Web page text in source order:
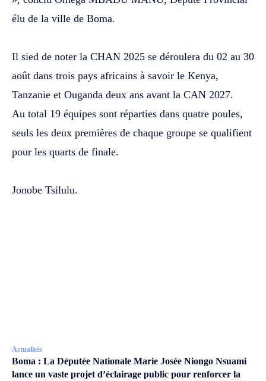
élu de la ville de Boma.
‎Il sied de noter la CHAN 2025 se déroulera du 02 au 30
août dans trois pays africains à savoir le Kenya,
Tanzanie et Ouganda deux ans avant la CAN 2027.
‎Au total 19 équipes sont réparties dans quatre poules,
seuls les deux premières de chaque groupe se qualifient
pour les quarts de finale.
‎Jonobe Tsilulu.
Actualités
Boma : La Députée Nationale Marie Josée Niongo Nsuami
lance un vaste projet d’éclairage public pour renforcer la